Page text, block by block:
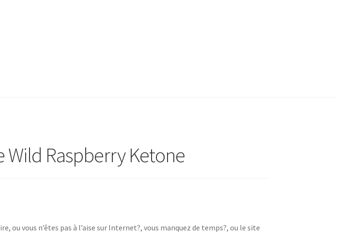
Raspberry Ketone
ou vous n’êtes pas à l’aise sur Internet?, vous manquez de temps?, ou le site